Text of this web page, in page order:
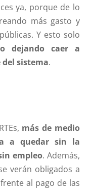
ya, porque de lo
más gasto y
Y esto solo
dejando caer a
sistema.
más de medio
a quedar sin la
empleo. Además,
verán obligados a
al pago de las